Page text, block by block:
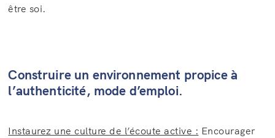
être soi.
Construire un environnement propice à
l’authenticité, mode d’emploi.
Instaurez une culture de l’écoute active : Encourager